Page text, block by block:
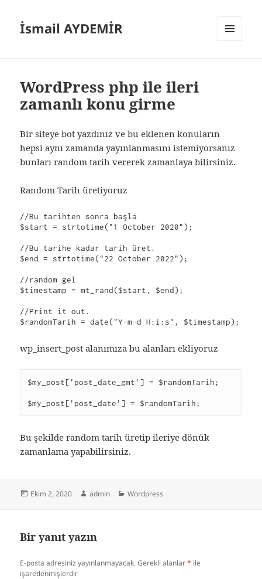
İsmail AYDEMİR
WordPress php ile ileri
zamanlı konu girme
Bir siteye bot yazdınız ve bu eklenen konuların
hepsi aynı zamanda yayınlanmasını istemiyorsanız
bunları random tarih vererek zamanlaya bilirsiniz.
Random Tarih üretiyoruz
//Bu tarihten sonra başla
$start = strtotime("1 October 2020");
//Bu tarihe kadar tarih üret.
$end = strtotime("22 October 2022");
//random gel
$timestamp = mt_rand($start, $end);
//Print it out.
$randomTarih = date("Y-m-d H:i:s", $timestamp);
wp_insert_post alanımıza bu alanları ekliyoruz
$my_post['post_date_gmt'] = $randomTarih;
$my_post['post_date'] = $randomTarih;
Bu şekilde random tarih üretip ileriye dönük
zamanlama yapabilirsiniz.
Yayın
Ekim 2, 2020 Yazar
admin Kategoriler
Wordpress
Bir yanıt yazın
E-posta adresiniz yayınlanmayacak. Gerekli alanlar* ile
işaretlenmişlerdir